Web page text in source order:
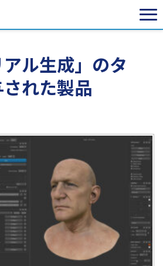
アル生成」のタ
れた製品